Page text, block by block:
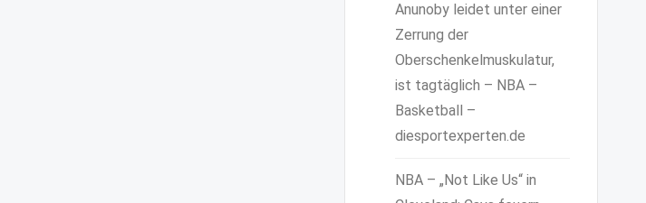
Anunoby leidet unter einer
Zerrung der
Oberschenkelmuskulatur,
ist tagtäglich – NBA –
Basketball –
diesportexperten.de
NBA – „Not Like Us“ in